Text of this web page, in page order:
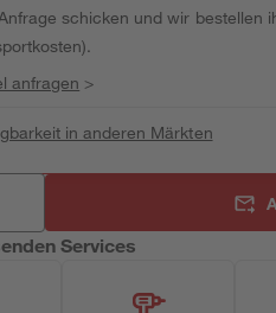
schicken und wir bestellen
anfragen >
in anderen Märkten
Services